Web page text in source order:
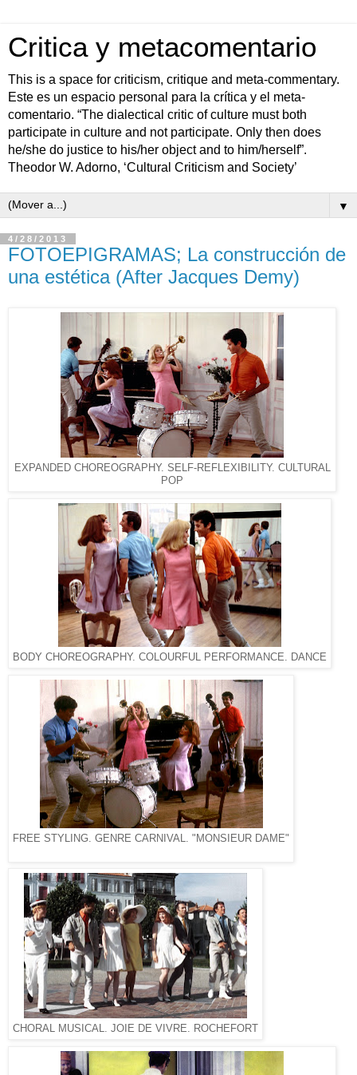
Critica y metacomentario
This is a space for criticism, critique and meta-commentary.
Este es un espacio personal para la crítica y el meta-
comentario. “The dialectical critic of culture must both
participate in culture and not participate. Only then does
he/she do justice to his/her object and to him/herself”.
Theodor W. Adorno, ‘Cultural Criticism and Society’
▼
4/28/2013
FOTOEPIGRAMAS; La construcción de
una estética (After Jacques Demy)
EXPANDED CHOREOGRAPHY. SELF-REFLEXIBILITY. CULTURAL
POP
BODY CHOREOGRAPHY. COLOURFUL PERFORMANCE. DANCE
FREE STYLING. GENRE CARNIVAL. "MONSIEUR DAME"
CHORAL MUSICAL. JOIE DE VIVRE. ROCHEFORT